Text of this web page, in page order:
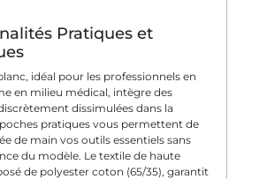
Pratiques et
idéal pour les professionnels en
en milieu médical, intègre des
dissimulées dans la
pratiques vous permettent de
de main vos outils essentiels sans
du modèle. Le textile de haute
de polyester coton (65/35), garantit